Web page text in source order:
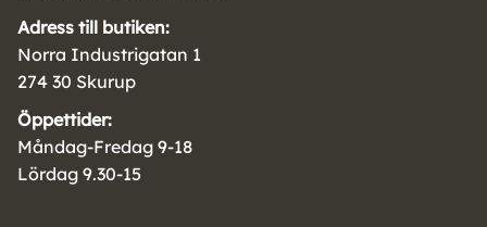
Adress till butiken:
Norra Industrigatan 1
274 30 Skurup
Öppettider:
Måndag-Fredag 9-18
Lördag 9.30-15